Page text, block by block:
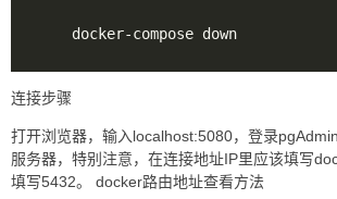
连接步骤
打开浏览器，输入localhost:5080，登录
服务器，特别注意，在连接地址IP里应该填写
填写5432。 docker路由地址查看方法